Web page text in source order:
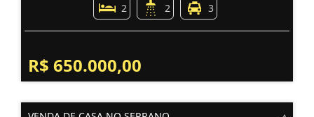
2 2 3
R$ 650.000,00